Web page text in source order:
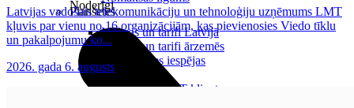
Noderīgi
Maksas un tarifi Latvijā
Maksas un tarifi ārzemēs
LMT Kartes iespējas
Kur nopirkt
Kā kļūt par LMT klientu
Planšetes
Latvijas vadošais telekomunikāciju un tehnoloģiju uzņēmums LMT
kļuvis par vienu no 16 organizācijām, kas pievienosies Viedo tīklu
un pakalpojumu ko...
2026. gada 6. augusts